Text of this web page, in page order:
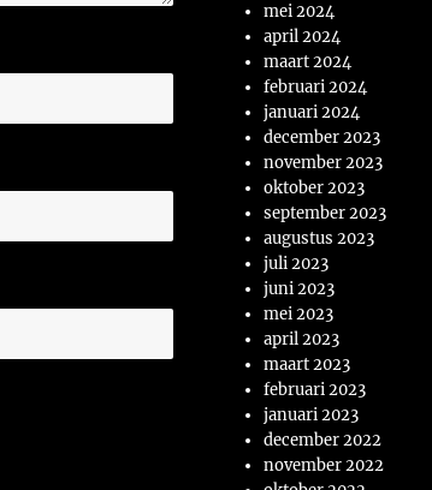
mei 2024
april 2024
maart 2024
februari 2024
januari 2024
december 2023
november 2023
oktober 2023
september 2023
augustus 2023
juli 2023
juni 2023
mei 2023
april 2023
maart 2023
februari 2023
januari 2023
december 2022
november 2022